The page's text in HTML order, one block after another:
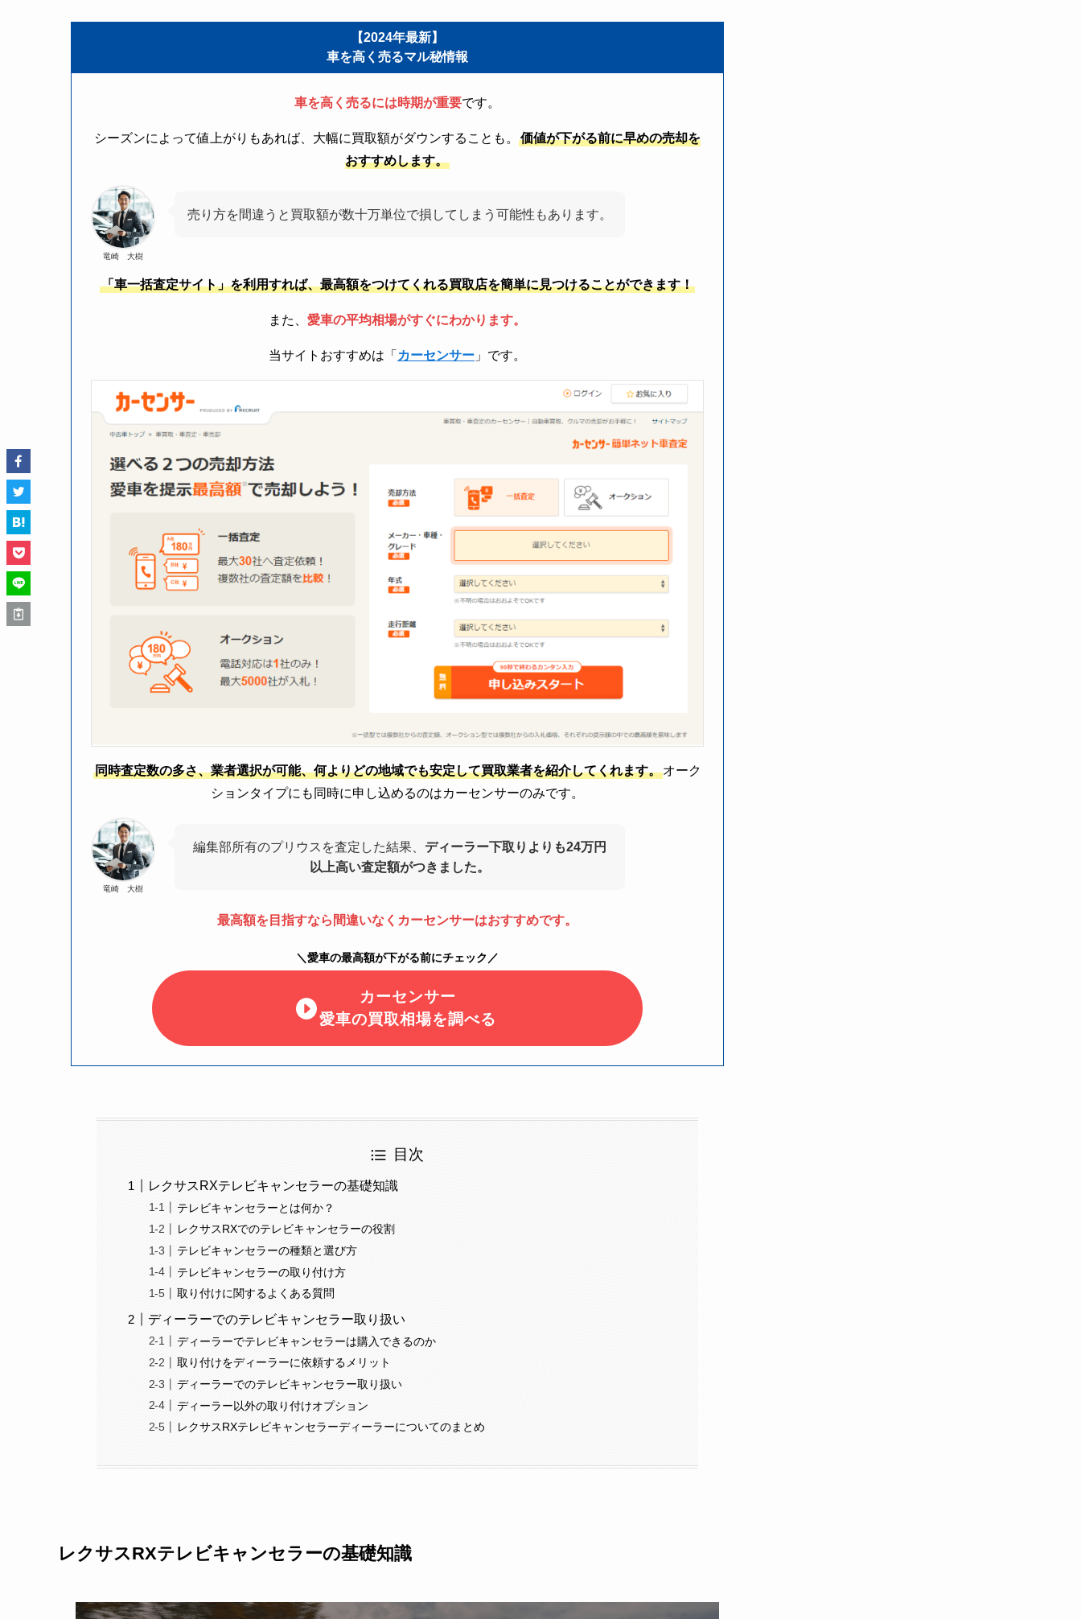
【2024年最新】
車を高く売るマル秘情報
車を高く売るには時期が重要です。
シーズンによって値上がりもあれば、大幅に買取額がダウンすることも。
価値が下がる前に早めの売却を
おすすめします。
竜崎 大樹
売り方を間違うと買取額が数十万単位で損してしまう可能性もあります。
「車一括査定サイト」を利用すれば、最高額をつけてくれる買取店を簡単に見つけることができます！
また、 愛車の平均相場がすぐにわかります。
当サイトおすすめは「 カーセンサー 」です。
同時査定数の多さ、業者選択が可能、何よりどの地域でも安定して買取業者を紹介してくれます。オーク
ションタイプにも同時に申し込めるのはカーセンサーのみです。
竜崎 大樹
編集部所有のプリウスを査定した結果、 ディーラー下取りよりも24万円
以上高い査定額がつきました。
最高額を目指すなら間違いなくカーセンサーはおすすめです。
＼愛車の最高額が下がる前にチェック／
カーセンサー
愛車の買取相場を調べる
目次
レクサスRXテレビキャンセラーの基礎知識
テレビキャンセラーとは何か？
レクサスRXでのテレビキャンセラーの役割
テレビキャンセラーの種類と選び方
テレビキャンセラーの取り付け方
取り付けに関するよくある質問
ディーラーでのテレビキャンセラー取り扱い
ディーラーでテレビキャンセラーは購入できるのか
取り付けをディーラーに依頼するメリット
ディーラーでのテレビキャンセラー取り扱い
ディーラー以外の取り付けオプション
レクサスRXテレビキャンセラーディーラーについてのまとめ
レクサスRXテレビキャンセラーの基礎知識